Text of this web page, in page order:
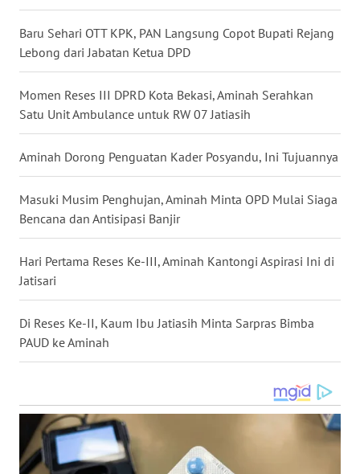
Baru Sehari OTT KPK, PAN Langsung Copot Bupati Rejang
Lebong dari Jabatan Ketua DPD
Momen Reses III DPRD Kota Bekasi, Aminah Serahkan
Satu Unit Ambulance untuk RW 07 Jatiasih
Aminah Dorong Penguatan Kader Posyandu, Ini Tujuannya
Masuki Musim Penghujan, Aminah Minta OPD Mulai Siaga
Bencana dan Antisipasi Banjir
Hari Pertama Reses Ke-III, Aminah Kantongi Aspirasi Ini di
Jatisari
Di Reses Ke-II, Kaum Ibu Jatiasih Minta Sarpras Bimba
PAUD ke Aminah
WN
KALTENG
WN
KALTARA
WN
KALSEL
WN
KALTIM
WN
SULSEL
WN
GORONTALO
SULUT
WN
MALUKU